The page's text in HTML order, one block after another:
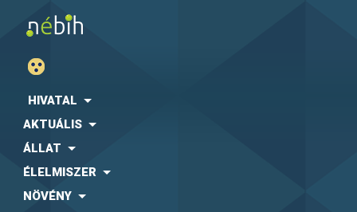
HIVATAL
AKTUÁLIS
ÁLLAT
ÉLELMISZER
NÖVÉNY